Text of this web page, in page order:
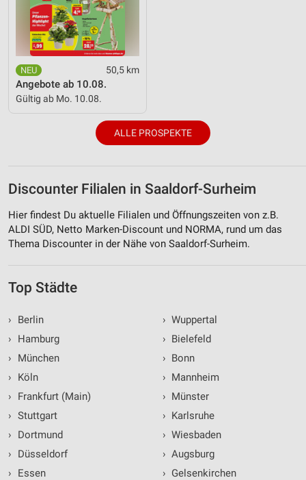
50,5 km
Angebote ab 10.08.
Gültig ab Mo. 10.08.
ALLE PROSPEKTE
Discounter Filialen in Saaldorf-Surheim
Hier findest Du aktuelle Filialen und Öffnungszeiten von z.B.
ALDI SÜD, Netto Marken-Discount und NORMA, rund um das
Thema Discounter in der Nähe von Saaldorf-Surheim.
Top Städte
›
Berlin
›
Hamburg
›
München
›
Köln
›
Frankfurt (Main)
› Stuttgart
›
Dortmund
›
Düsseldorf
›
Essen
› Wuppertal
› Bielefeld
› Bonn
› Mannheim
› Münster
› Karlsruhe
› Wiesbaden
› Augsburg
› Gelsenkirchen